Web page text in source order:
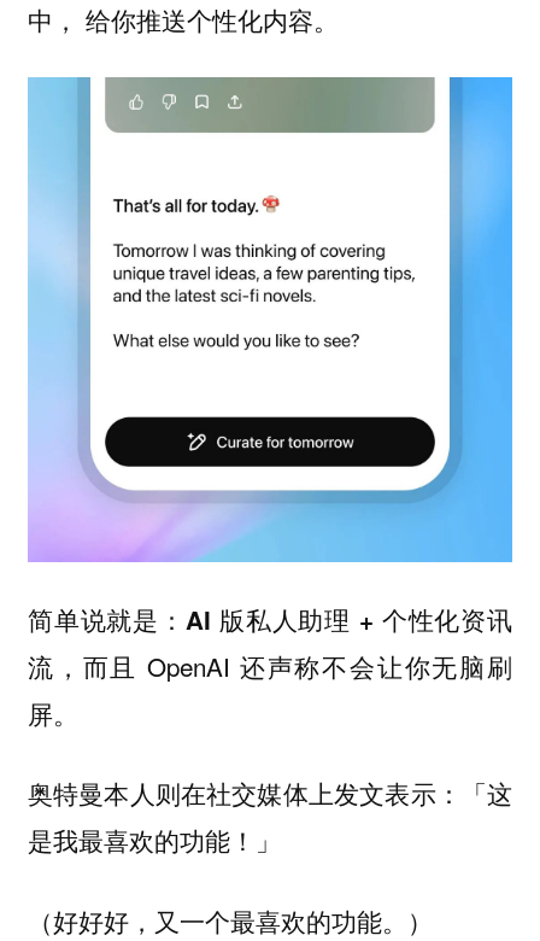
中， 给你推送个性化内容。
简单说就是： AI 版私人助理 + 个性化资讯
流 ，而且 OpenAI 还声称不会让你无脑刷
屏。
奥特曼本人则在社交媒体上发文表示：「这
是我最喜欢的功能！」
（好好好，又一个最喜欢的功能。）